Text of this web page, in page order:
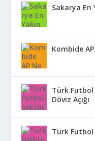
Sakarya En
Kombide
Türk
Döviz Açığı
Türk